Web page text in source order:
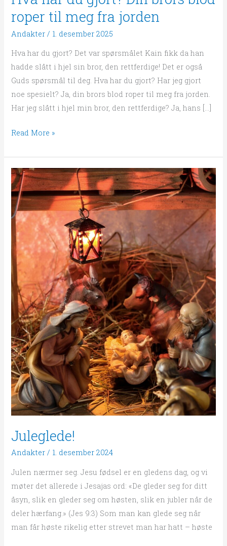
roper til meg fra jorden
Andakter / 1. desember 2025
Hva har du gjort? Det var spørsmålet Kain fikk da han
hadde slått i hjel sin bror, den rettferdige! Det er også
Guds spørsmål til deg. Hva har du gjort? Har jeg gjort
noe spesielt? Ja, din brors blod roper til meg fra jorden.
Har jeg slått i hjel min bror, den rettferdige? Ja, hans […]
Read More »
Juleglede!
Andakter / 1. desember 2024
Julen nærmer seg. Jesu fødsel er en gledens dag, og vi
møter det allerede i Jesajas ord: «De gleder seg for ditt
åsyn, slik en gleder seg om høsten, slik en jubler når de
deler hærfang.» (Jes 9:3) Som man kan glede seg når
man får høste rikelig etter strevet man har hatt – høste
Juleglede!